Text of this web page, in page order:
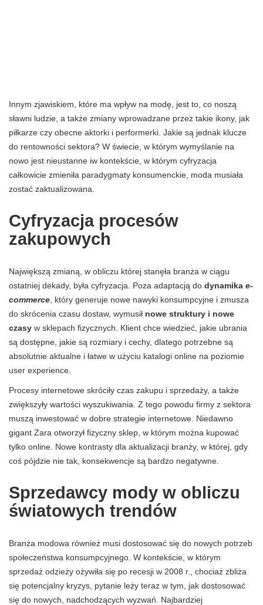
Innym zjawiskiem, które ma wpływ na modę, jest to, co noszą
sławni ludzie, a także zmiany wprowadzane przez takie ikony, jak
piłkarze czy obecne aktorki i performerki. Jakie są jednak klucze
do rentowności sektora? W świecie, w którym wymyślanie na
nowo jest nieustanne iw kontekście, w którym cyfryzacja
całkowicie zmieniła paradygmaty konsumenckie, moda musiała
zostać zaktualizowana.
Cyfryzacja procesów
zakupowych
Największą zmianą, w obliczu której stanęła branża w ciągu
ostatniej dekady, była cyfryzacja. Poza adaptacją do dynamika e-
commerce , który generuje nowe nawyki konsumpcyjne i zmusza
do skrócenia czasu dostaw, wymusił nowe struktury i nowe
czasy w sklepach fizycznych. Klient chce wiedzieć, jakie ubrania
są dostępne, jakie są rozmiary i cechy, dlatego potrzebne są
absolutnie aktualne i łatwe w użyciu katalogi online na poziomie
user experience.
Procesy internetowe skróciły czas zakupu i sprzedaży, a także
zwiększyły wartości wyszukiwania. Z tego powodu firmy z sektora
muszą inwestować w dobre strategie internetowe. Niedawno
gigant Zara otworzył fizyczny sklep, w którym można kupować
tylko online. Nowe kontrasty dla aktualizacji branży, w której, gdy
coś pójdzie nie tak, konsekwencje są bardzo negatywne.
Sprzedawcy mody w obliczu
światowych trendów
Branża modowa również musi dostosować się do nowych potrzeb
społeczeństwa konsumpcyjnego. W kontekście, w którym
sprzedaż odzieży ożywiła się po recesji w 2008 r., chociaż zbliża
się potencjalny kryzys, pytanie leży teraz w tym, jak dostosować
się do nowych, nadchodzących wyzwań. Najbardziej